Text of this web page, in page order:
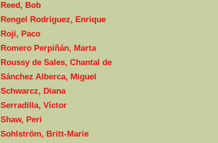
Reed, Bob
Rengel Rodríguez, Enrique
Roji, Paco
Romero Perpiñán, Marta
Roussy de Sales, Chantal de
Sánchez Alberca, Miguel
Schwarcz, Diana
Serradilla, Víctor
Shaw, Peri
Sohlström, Britt-Marie